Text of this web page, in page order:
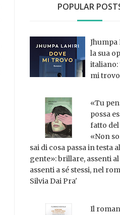
POPULAR
Jhumpa
la sua
italiano:
mi
«Tu
possa
fatto del
«Non
sai di cosa passa in testa
gente»: brillare, assenti
assenti a sé stessi, nel
Silvia Dai Pra'
Il